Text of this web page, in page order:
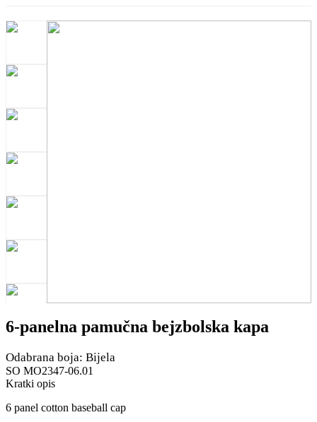
6-panelna pamučna bejzbolska kapa
Odabrana boja: Bijela
SO MO2347-06.01
Kratki opis
6 panel cotton baseball cap